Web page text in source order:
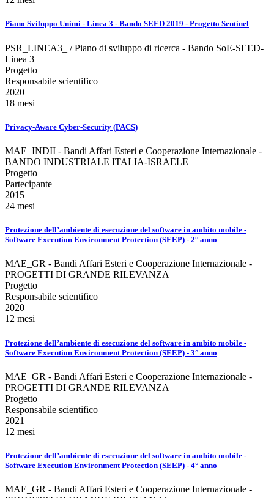
Piano Sviluppo Unimi - Linea 3 - Bando SEED 2019 - Progetto Sentinel
PSR_LINEA3_ / Piano di sviluppo di ricerca - Bando SoE-SEED-
Linea 3
Progetto
Responsabile scientifico
2020
18 mesi
Privacy-Aware Cyber-Security (PACS)
MAE_INDII - Bandi Affari Esteri e Cooperazione Internazionale -
BANDO INDUSTRIALE ITALIA-ISRAELE
Progetto
Partecipante
2015
24 mesi
Protezione dell’ambiente di esecuzione del software in ambito mobile -
Software Execution Environment Protection (SEEP) - 2° anno
MAE_GR - Bandi Affari Esteri e Cooperazione Internazionale -
PROGETTI DI GRANDE RILEVANZA
Progetto
Responsabile scientifico
2020
12 mesi
Protezione dell’ambiente di esecuzione del software in ambito mobile -
Software Execution Environment Protection (SEEP) - 3° anno
MAE_GR - Bandi Affari Esteri e Cooperazione Internazionale -
PROGETTI DI GRANDE RILEVANZA
Progetto
Responsabile scientifico
2021
12 mesi
Protezione dell’ambiente di esecuzione del software in ambito mobile -
Software Execution Environment Protection (SEEP) - 4° anno
MAE_GR - Bandi Affari Esteri e Cooperazione Internazionale -